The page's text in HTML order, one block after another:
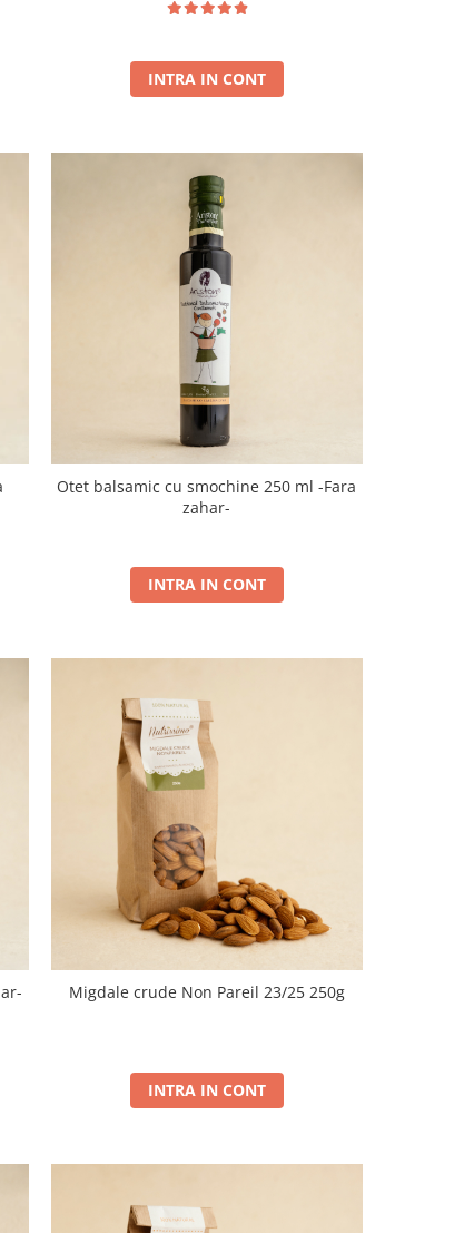
INTRA IN CONT
Otet balsamic cu smochine 250 ml -Fara
zahar-
INTRA IN CONT
Migdale crude Non Pareil 23/25 250g
INTRA IN CONT